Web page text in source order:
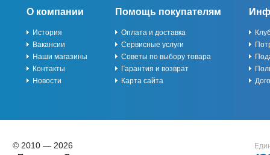
О компании
История
Вакансии
Наши магазины
Контакты
Новости
Помощь покупателям
Оплата и доставка
Сервисные услуги
Советы по выбору товара
Гарантия и возврат
Карта сайта
© 2010 — 2026